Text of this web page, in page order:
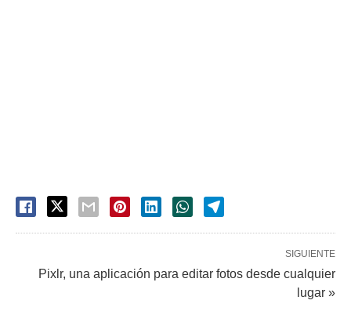
SIGUIENTE
Pixlr, una aplicación para editar fotos desde cualquier
lugar »